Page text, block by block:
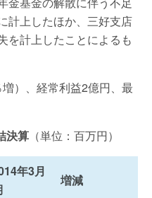
計上したほか、三好支店
を計上したことによるも
）、経常利益2億円、最
決算 （単位：百万円）
年3月
増減